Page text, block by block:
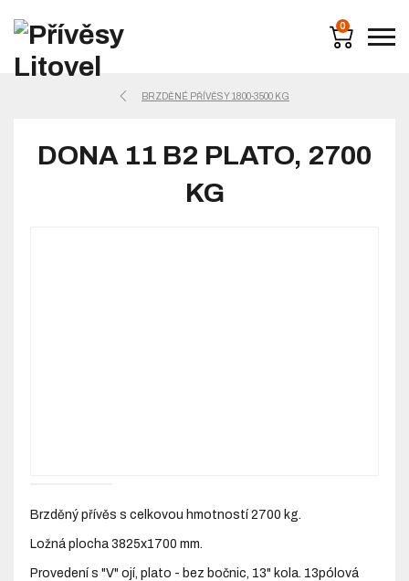
0
BRZDĚNÉ PŘÍVĚSY 1800-3500 KG
DONA 11 B2 PLATO, 2700
KG
Brzděný přívěs s celkovou hmotností 2700 kg.
Ložná plocha 3825x1700 mm.
Provedení s "V" ojí, plato - bez bočnic, 13" kola. 13pólová